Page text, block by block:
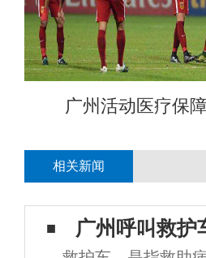
广州活动医疗保
相关新闻
广州呼叫救护